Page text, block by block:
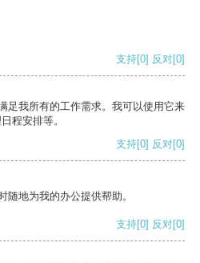
支持[0] 反对[0]
足我所有的工作需求。我可以使用它来
程安排等。
支持[0] 反对[0]
随地为我的办公提供帮助。
支持[0] 反对[0]